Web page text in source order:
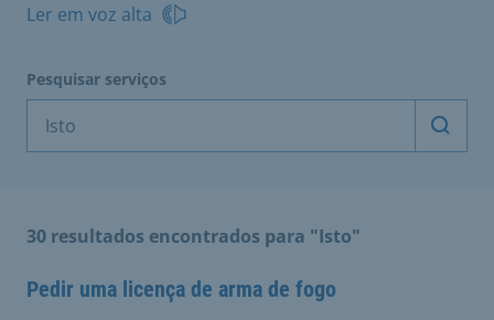
Ler em voz alta
Pesquisar serviços
30 resultados encontrados para "Isto"
Pedir uma licença de arma de fogo